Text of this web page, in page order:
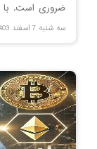
ضروری است. با
فروش و جلب
سه شنبه 7 اسفند 1403